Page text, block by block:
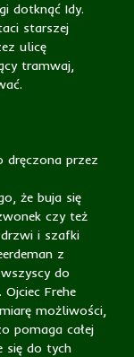
dotknąć Idy.
starszej
ulicę
tramwaj,
dręczona przez
że buja się
czy też
drzwi i szafki
z
do
Frehe
możliwości,
pomaga całej
się do tych